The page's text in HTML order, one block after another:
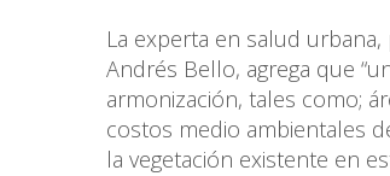
La experta en salud
Andrés Bello, agrega que
armonización, tales como;
costos medio ambientales
la vegetación existente en